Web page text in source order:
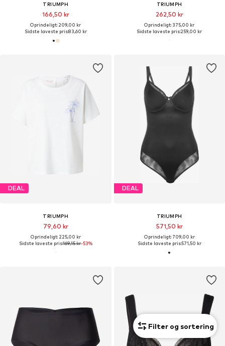
TRIUMPH
166,50 kr
Oprindeligt: 209,00 kr
Sidste laveste pris:83,60 kr
TRIUMPH
262,50 kr
Oprindeligt: 375,00 kr
Sidste laveste pris:259,00 kr
DEAL
TRIUMPH
79,60 kr
Oprindeligt: 225,00 kr
Sidste laveste pris:169,15 kr-53%
DEAL
TRIUMPH
571,50 kr
Oprindeligt: 709,00 kr
Sidste laveste pris:571,50 kr
Filter og sortering